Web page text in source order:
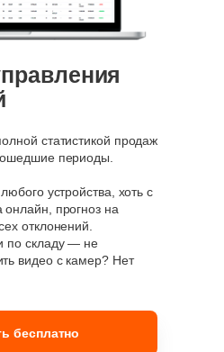
статистикой продаж
периоды.
устройства, хоть с
прогноз на
отклонений.
по складу — не
видео с камер? Нет
бесплатно